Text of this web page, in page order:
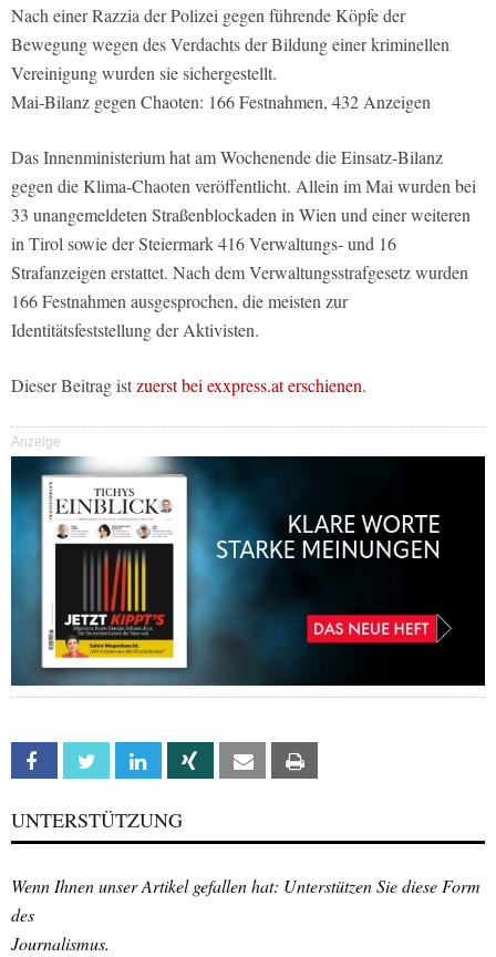
Nach einer Razzia der Polizei gegen führende Köpfe der
Bewegung wegen des Verdachts der Bildung einer kriminellen
Vereinigung wurden sie sichergestellt.
Mai-Bilanz gegen Chaoten: 166 Festnahmen, 432 Anzeigen
Das Innenministerium hat am Wochenende die Einsatz-Bilanz
gegen die Klima-Chaoten veröffentlicht. Allein im Mai wurden bei
33 unangemeldeten Straßenblockaden in Wien und einer weiteren
in Tirol sowie der Steiermark 416 Verwaltungs- und 16
Strafanzeigen erstattet. Nach dem Verwaltungsstrafgesetz wurden
166 Festnahmen ausgesprochen, die meisten zur
Identitätsfeststellung der Aktivisten.
Dieser Beitrag istzuerst bei exxpress.at erschienen.
Anzeige
Facebook Twitter Linkedin Xing Email
UNTERSTÜTZUNG
Wenn Ihnen unser Artikel gefallen hat: Unterstützen Sie diese Form
des
Journalismus.